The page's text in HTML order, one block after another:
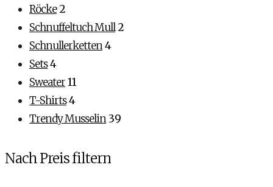
Röcke 2
Schnuffeltuch Mull 2
Schnullerketten4
Sets4
Sweater11
T-Shirts4
Trendy Musselin39
Nach Preis filtern